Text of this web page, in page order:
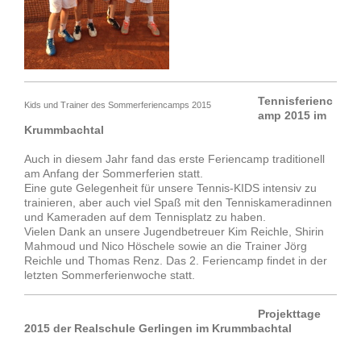
Kids und Trainer des Sommerferiencamps 2015
Tennisferienc
amp 2015 im
Krummbachtal
Auch in diesem Jahr fand das erste Feriencamp traditionell
am Anfang der Sommerferien statt.
Eine gute Gelegenheit für unsere Tennis-KIDS intensiv zu
trainieren, aber auch viel Spaß mit den Tenniskameradinnen
und Kameraden auf dem Tennisplatz zu haben.
Vielen Dank an unsere Jugendbetreuer Kim Reichle, Shirin
Mahmoud und Nico Höschele sowie an die Trainer Jörg
Reichle und Thomas Renz. Das 2. Feriencamp findet in der
letzten Sommerferienwoche statt.
Projekttage
2015 der Realschule Gerlingen im Krummbachtal